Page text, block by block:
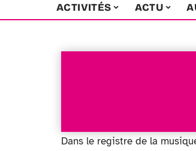
ACTIVITÉS ACTU
Dans le registre de la